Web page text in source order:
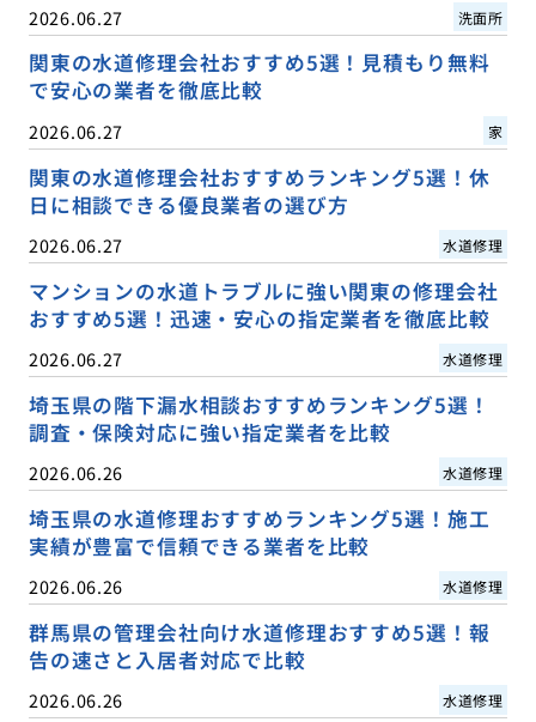
2026.06.27 洗面所
関東の水道修理会社おすすめ5選！見積もり無料
で安心の業者を徹底比較
2026.06.27 家
関東の水道修理会社おすすめランキング5選！休
日に相談できる優良業者の選び方
2026.06.27 水道修理
マンションの水道トラブルに強い関東の修理会社
おすすめ5選！迅速・安心の指定業者を徹底比較
2026.06.27 水道修理
埼玉県の階下漏水相談おすすめランキング5選！
調査・保険対応に強い指定業者を比較
2026.06.26 水道修理
埼玉県の水道修理おすすめランキング5選！施工
実績が豊富で信頼できる業者を比較
2026.06.26 水道修理
群馬県の管理会社向け水道修理おすすめ5選！報
告の速さと入居者対応で比較
2026.06.26 水道修理